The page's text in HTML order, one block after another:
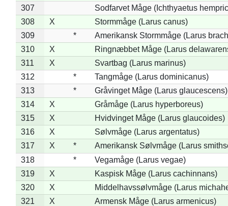
307
Sodfarvet Måge (Ichthyaetus
308
X
Stormmåge (Larus canus)
309
*
Amerikansk Stormmåge (Larus
310
X
Ringnæbbet Måge (Larus
311
X
Svartbag (Larus marinus)
312
*
Tangmåge (Larus dominicanus)
313
*
Gråvinget Måge (Larus glaucescens)
314
X
Gråmåge (Larus hyperboreus)
315
X
Hvidvinget Måge (Larus glaucoides)
316
X
Sølvmåge (Larus argentatus)
317
X *
Amerikansk Sølvmåge (Larus
318
*
Vegamåge (Larus vegae)
319
X
Kaspisk Måge (Larus cachinnans)
320
X
Middelhavssølvmåge (Larus
321
X
Armensk Måge (Larus armenicus)